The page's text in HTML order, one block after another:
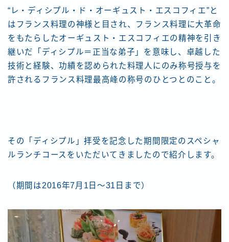
“レ・ディシプル・ド・オーギュスト・エスコフィエ”と
はフランス料理の神様と目され、フランス料理に大革命
をもたらしたオーギュスト・エスコフィエの精神を引き
継いだ「ディシプル＝正当な弟子」を意味し、卓越した
技術と経験、功績を認められた料理人にのみ称号授与を
許されるフランス料理最高峰の称号のひとつとのこと。
その「ディシプル」拝受を記念した期間限定のスペシャ
ルランチコースをいただいてきましたので紹介します。
（期間は2016年7月1日〜31日まで）